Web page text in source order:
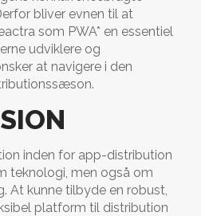
bliver evnen til at
som PWA* en essentiel
udviklere og
at navigere i den
inden for app-distribution
teknologi, men også om
At kunne tilbyde en robust,
platform til distribution